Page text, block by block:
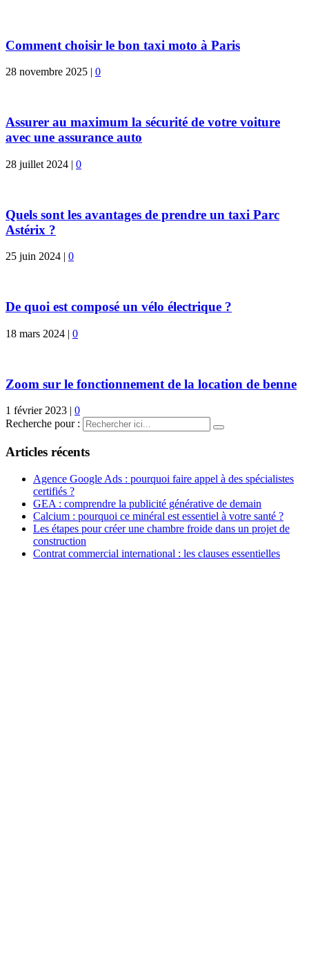
Comment choisir le bon taxi moto à Paris
28 novembre 2025 0
Assurer au maximum la sécurité de votre voiture
avec une assurance auto
28 juillet 2024 | 0
Quels sont les avantages de prendre un taxi Parc
Astérix ?
25 juin 2024 | 0
De quoi est composé un vélo électrique ?
18 mars 2024 | 0
Zoom sur le fonctionnement de la location de benne
1 février 2023 | 0
Recherche pour :
Articles récents
Agence Google Ads : pourquoi faire appel à des spécialistes
certifiés ?
GEA : comprendre la publicité générative de demain
Calcium : pourquoi ce minéral est essentiel à votre santé ?
Les étapes pour créer une chambre froide dans un projet de
construction
Contrat commercial international : les clauses essentielles